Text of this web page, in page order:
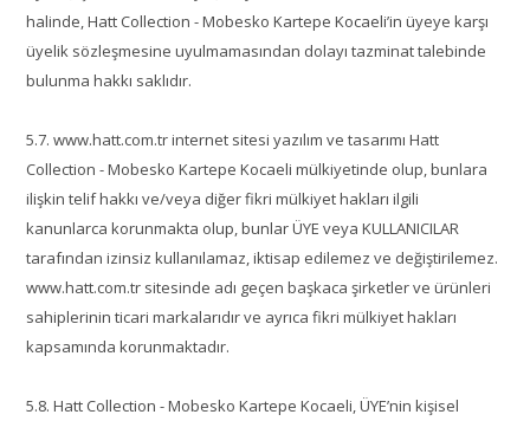
halinde, Hatt Collection - Mobesko Kartepe Kocaeli’in üyeye karşı
üyelik sözleşmesine uyulmamasından dolayı tazminat talebinde
bulunma hakkı saklıdır.
5.7. www.hatt.com.tr internet sitesi yazılım ve tasarımı Hatt
Collection - Mobesko Kartepe Kocaeli mülkiyetinde olup, bunlara
ilişkin telif hakkı ve/veya diğer fikri mülkiyet hakları ilgili
kanunlarca korunmakta olup, bunlar ÜYE veya KULLANICILAR
tarafından izinsiz kullanılamaz, iktisap edilemez ve değiştirilemez.
www.hatt.com.tr sitesinde adı geçen başkaca şirketler ve ürünleri
sahiplerinin ticari markalarıdır ve ayrıca fikri mülkiyet hakları
kapsamında korunmaktadır.
5.8. Hatt Collection - Mobesko Kartepe Kocaeli, ÜYE’nin kişisel